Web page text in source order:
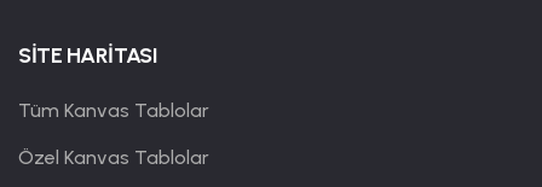
SİTE HARİTASI
Tüm Kanvas Tablolar
Özel Kanvas Tablolar